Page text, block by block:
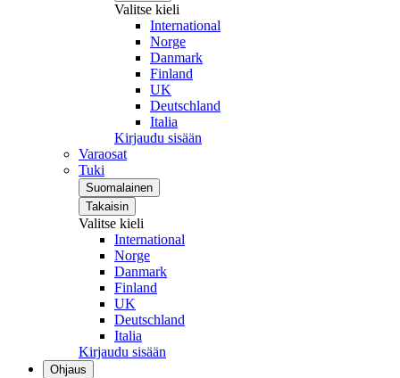
Valitse kieli
International
Norge
Danmark
Finland
UK
Deutschland
Italia
Kirjaudu sisään
Varaosat
Tuki
Suomalainen
Takaisin
Valitse kieli
International
Norge
Danmark
Finland
UK
Deutschland
Italia
Kirjaudu sisään
Ohjaus